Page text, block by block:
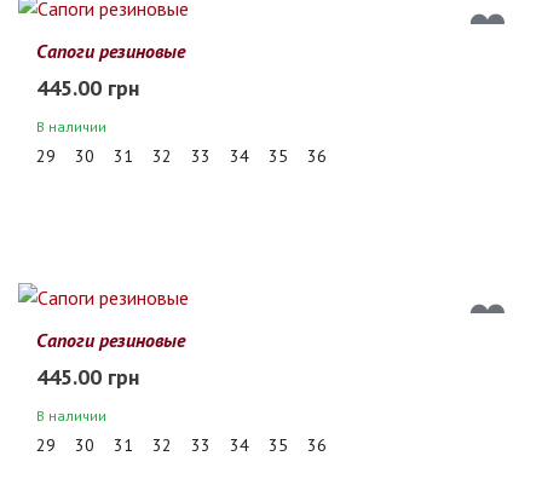
Сапоги резиновые
445.00 грн
В наличии
29 30 31 32 33 34 35 36
Сапоги резиновые
445.00 грн
В наличии
29 30 31 32 33 34 35 36